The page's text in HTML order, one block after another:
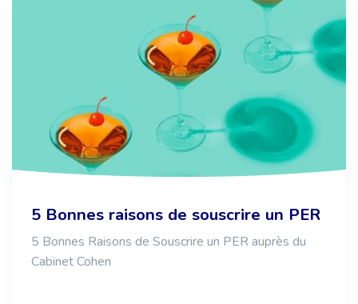
5 Bonnes raisons de souscrire un PER
5 Bonnes Raisons de Souscrire un PER auprès du
Cabinet Cohen